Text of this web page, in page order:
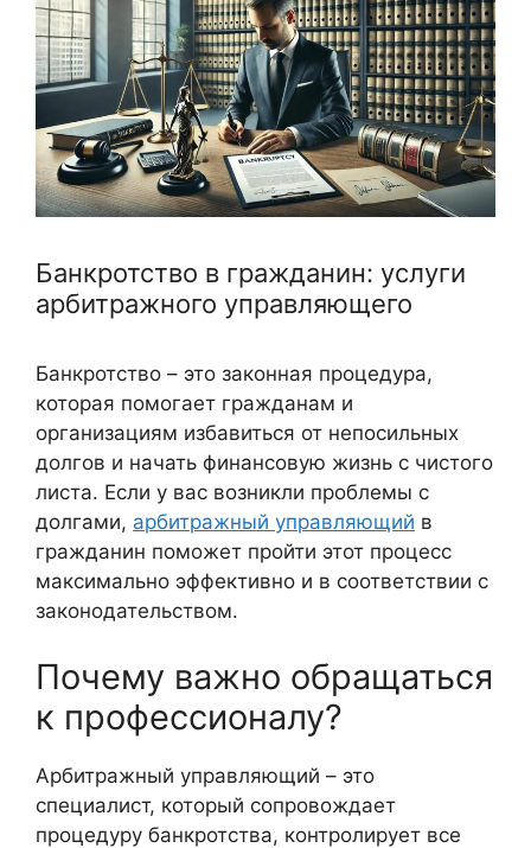
Банкротство в гражданин: услуги
арбитражного управляющего
Банкротство – это законная процедура,
которая помогает гражданам и
организациям избавиться от непосильных
долгов и начать финансовую жизнь с чистого
листа. Если у вас возникли проблемы с
долгами, арбитражный управляющий в
гражданин поможет пройти этот процесс
максимально эффективно и в соответствии с
законодательством.
Почему важно обращаться
к профессионалу?
Арбитражный управляющий – это
специалист, который сопровождает
процедуру банкротства, контролирует все